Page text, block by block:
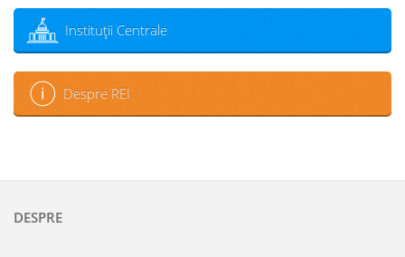
Instituţii Centrale
Despre REI
DESPRE